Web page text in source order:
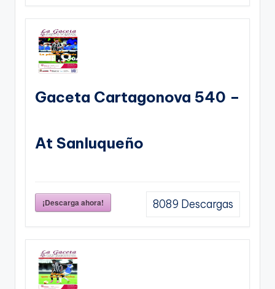
Gaceta Cartagonova 540 –
At Sanluqueño
¡Descarga ahora! 8089 Descargas